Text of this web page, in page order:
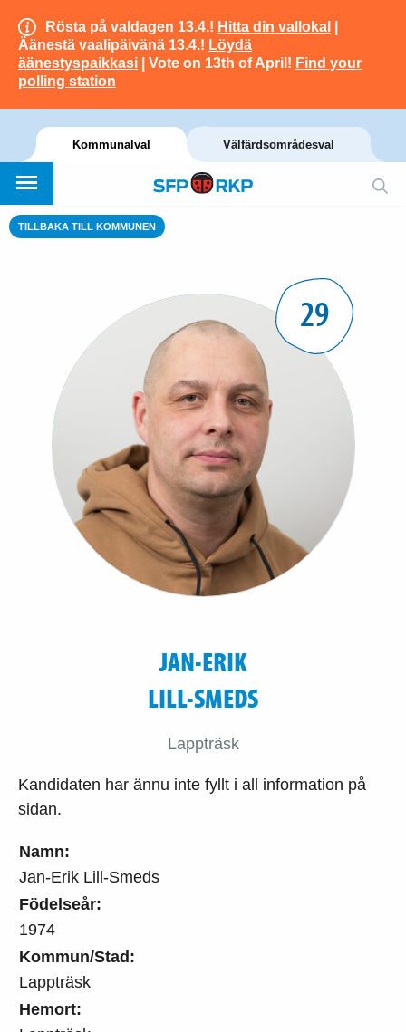
Rösta på valdagen 13.4.! Hitta din vallokal
Äänestä vaalipäivänä 13.4.! Löydä
äänestyspaikkasi | Vote on 13th of April! Find your
polling station
Kommunalval Välfärdsområdesval
TILLBAKA TILL KOMMUNEN
Namn:
Jan-Erik Lill-Smeds
Födelseår:
1974
Kommun/Stad:
Lappträsk
Hemort:
29
JAN-ERIK
LILL-SMEDS
Lappträsk
Kandidaten har ännu inte fyllt i all information på
sidan.